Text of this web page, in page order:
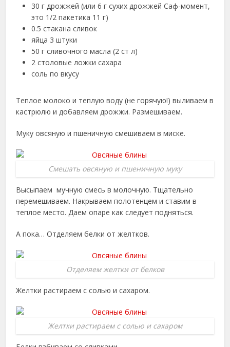
30 г дрожжей (или 6 г сухих дрожжей Саф-момент,
это 1/2 пакетика 11 г)
0.5 стакана сливок
яйца 3 штуки
50 г сливочного масла (2 ст л)
2 столовые ложки сахара
соль по вкусу
Теплое молоко и теплую воду (не горячую!) выливаем в
кастрюлю и добавляем дрожжи. Размешиваем.
Муку овсяную и пшеничную смешиваем в миске.
Смешать овсяную и пшеничную муку
Высыпаем мучную смесь в молочную. Тщательно
перемешиваем. Накрываем полотенцем и ставим в
теплое место. Даем опаре как следует подняться.
А пока… Отделяем белки от желтков.
Отделяем желтки от белков
Желтки растираем с солью и сахаром.
Желтки растираем с солью и сахаром